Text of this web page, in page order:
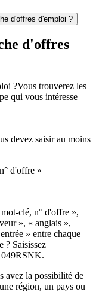
d'offres d'emploi ?
d'offres
?Vous trouverez les
qui vous intéresse
devez saisir au moins
d'offre »
clé, n° d'offre »,
», « anglais »,
» entre chaque
? Saisissez
049RSNK.
avez la possibilité de
région, un pays ou